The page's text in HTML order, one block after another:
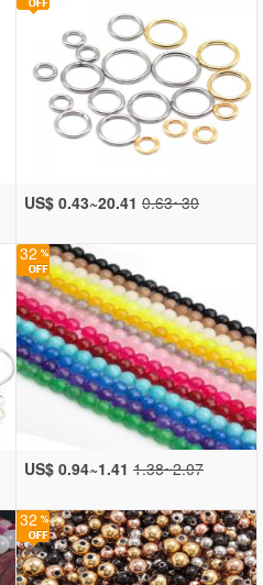
US$ 0.43~20.41 0.63~30
32
US$ 0.94~1.41 1.38~2.07
32